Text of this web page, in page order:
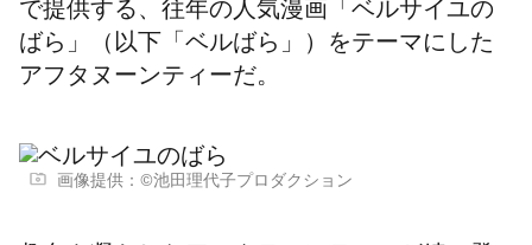
で提供する、往年の人気漫画「ベルサイユの
ばら」（以下「ベルばら」）をテーマにした
アフタヌーンティーだ。
画像提供：©池田理代子プロダクション